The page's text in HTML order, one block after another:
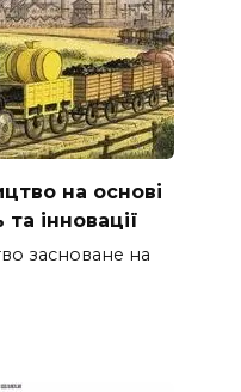
на основі
інновації
засноване на